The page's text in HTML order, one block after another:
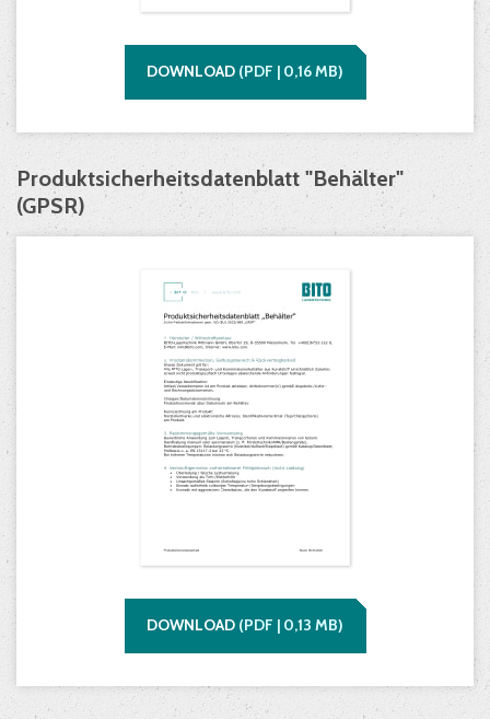
DOWNLOAD (PDF | 0,16MB)
Produktsicherheitsdatenblatt "Behälter"
(GPSR)
DOWNLOAD (PDF | 0,13 MB)